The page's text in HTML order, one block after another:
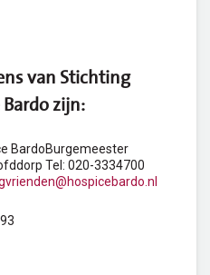
van Stichting
zijn:
BardoBurgemeester
Tel: 020-3334700